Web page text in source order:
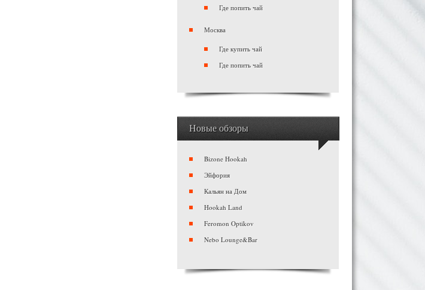
Где попить чай
Москва
Где купить чай
Где попить чай
Новые обзоры
Bizone Hookah
Эйфория
Кальян на Дом
Hookah Land
Feromon Optikov
Nebo Lounge&Bar
Black Beans Bar